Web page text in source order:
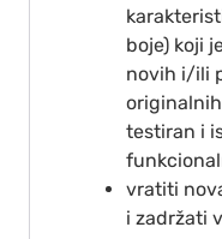
boje) koji
novih i/ili
testiran i
vratiti
i zadržati